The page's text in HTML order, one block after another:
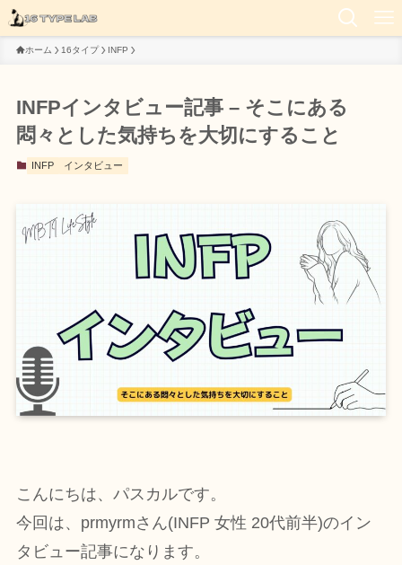
ホーム 16タイプ INFP
INFPインタビュー記事 – そこにある
悶々とした気持ちを大切にすること
INFP インタビュー
こんにちは、パスカルです。
今回は、prmyrmさん(INFP 女性 20代前半)のイン
タビュー記事になります。